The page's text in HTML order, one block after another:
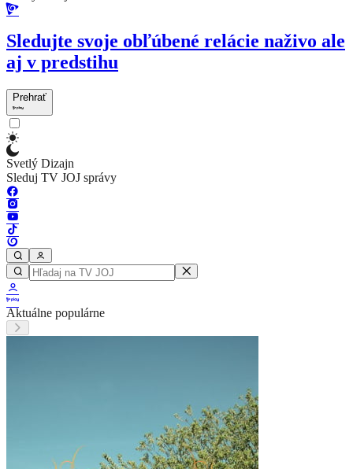
Sledujte svoje obľúbené relácie naživo ale
aj v predstihu
Prehrať
Svetlý Dizajn
Sleduj TV JOJ správy
Aktuálne populárne